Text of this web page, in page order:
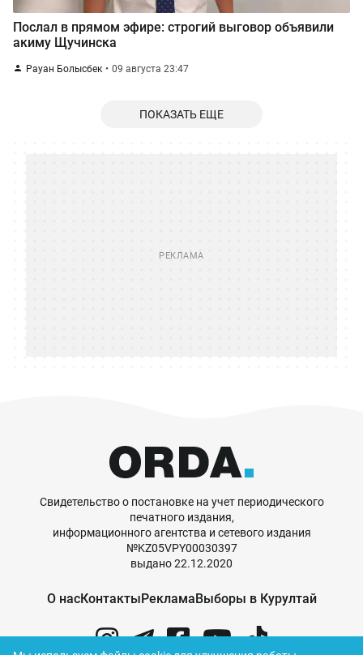
Послал в прямом эфире: строгий выговор объявили
акиму Щучинска
Рауан Болысбек 09 августа 23:47
ПОКАЗАТЬ ЕЩЕ
Свидетельство о постановке на учет периодического
печатного издания,
информационного агентства и сетевого издания
№KZ05VPY00030397
выдано 22.12.2020
О насКонтактыРекламаВыборы в Курултай